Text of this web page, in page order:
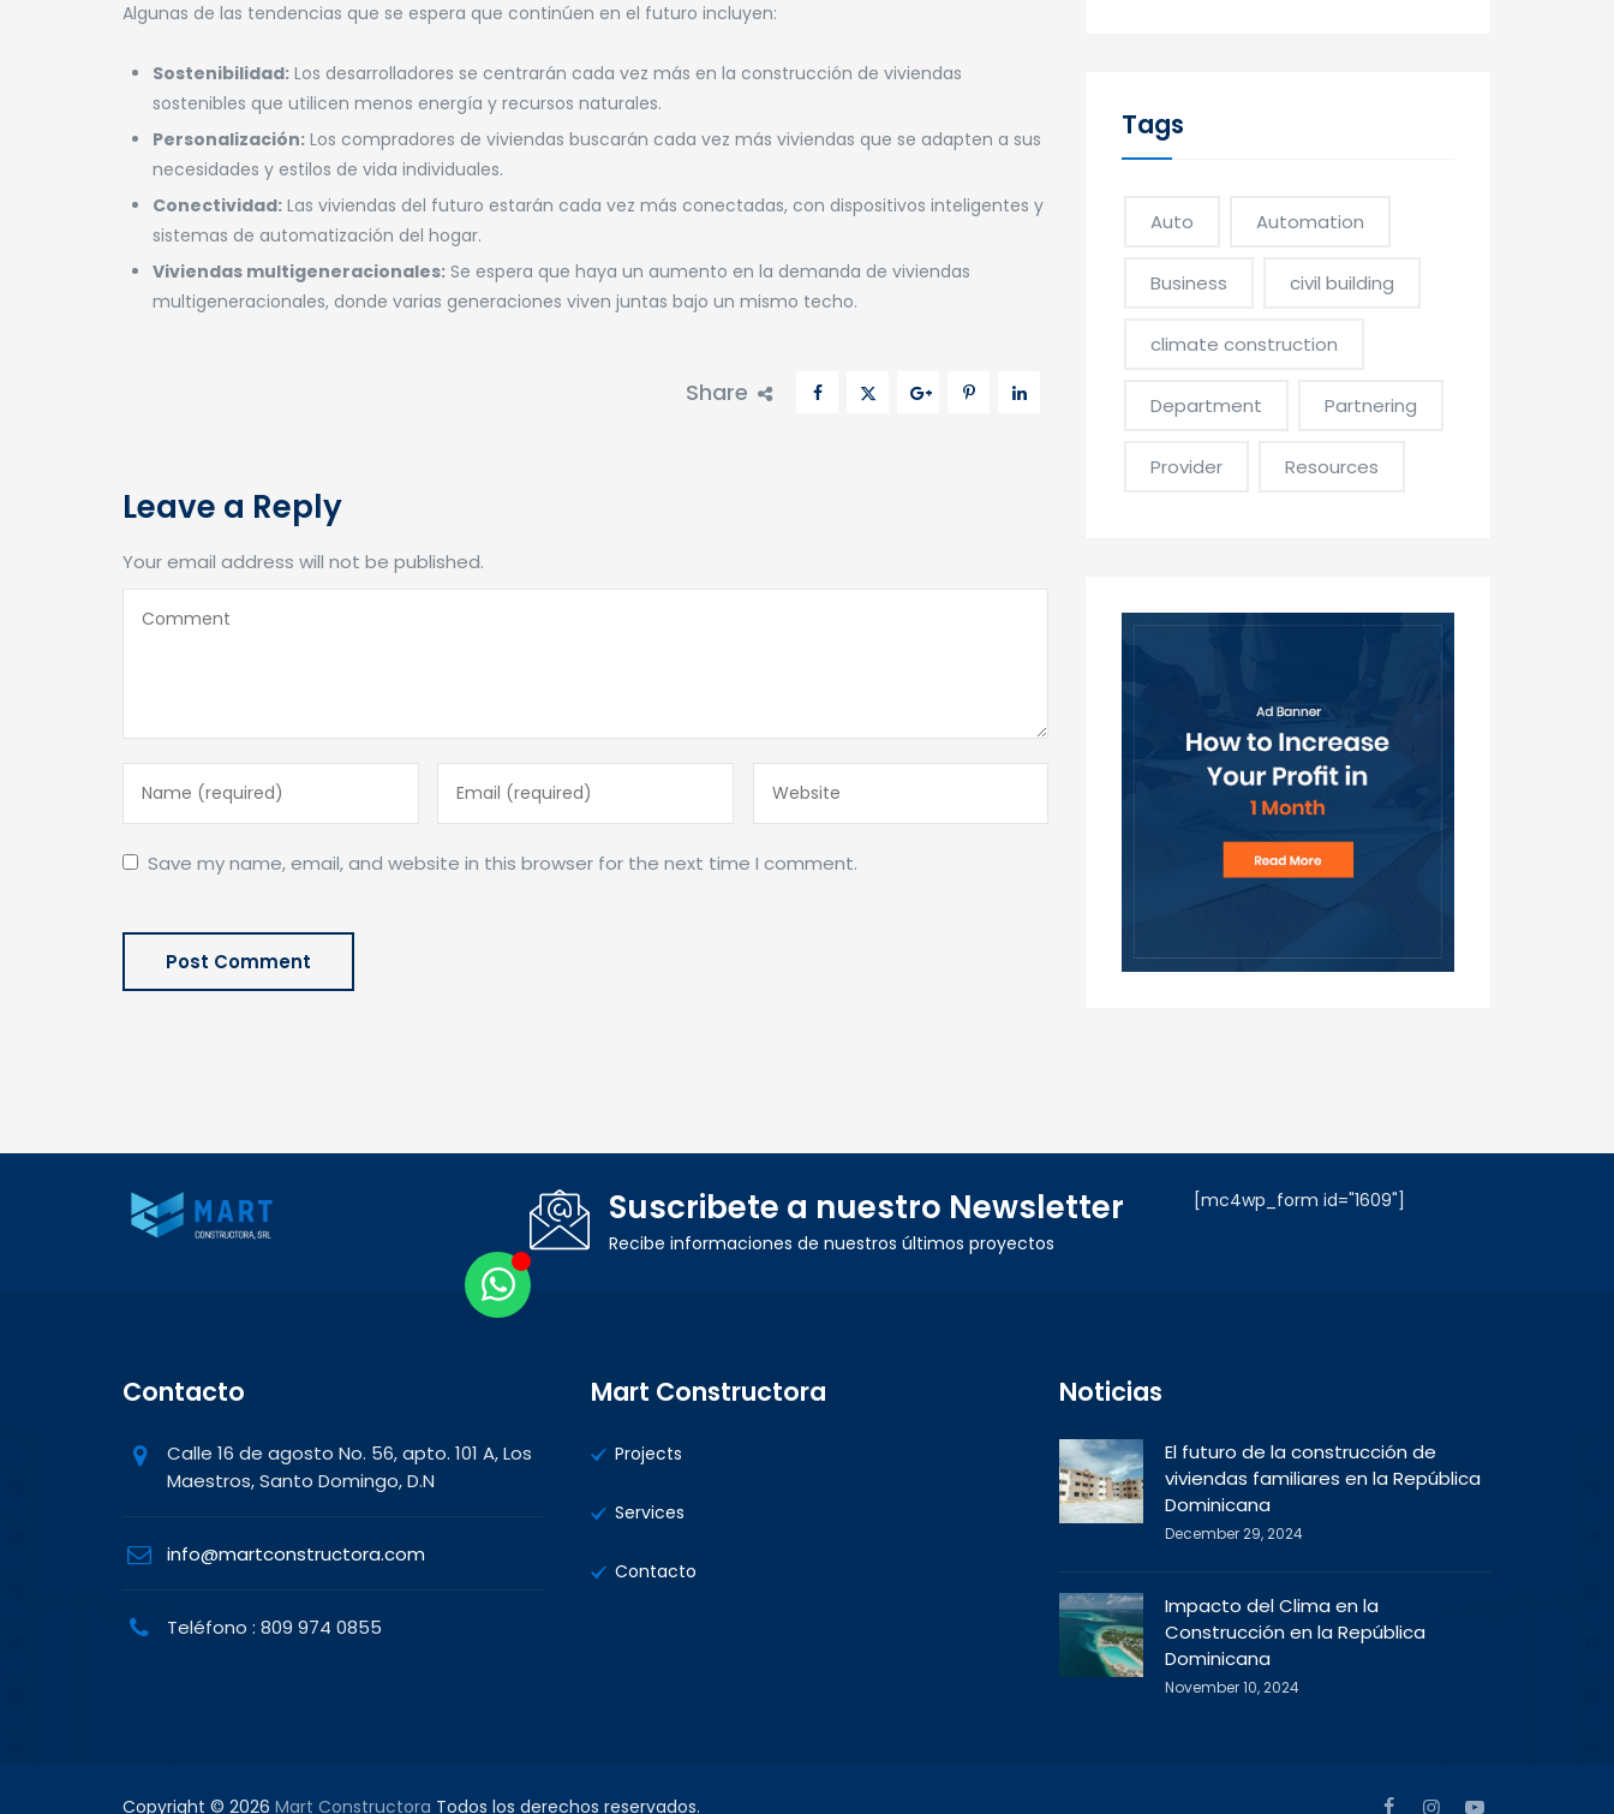
Algunas de las tendencias que se espera que continúen en el futuro incluyen:
Sostenibilidad: Los desarrolladores se centrarán cada vez más en la construcción de viviendas
sostenibles que utilicen menos energía y recursos naturales.
Personalización: Los compradores de viviendas buscarán cada vez más viviendas que se adapten a sus
necesidades y estilos de vida individuales.
Conectividad: Las viviendas del futuro estarán cada vez más conectadas, con dispositivos inteligentes y
sistemas de automatización del hogar.
Viviendas multigeneracionales: Se espera que haya un aumento en la demanda de viviendas
multigeneracionales, donde varias generaciones viven juntas bajo un mismo techo.
Share
Leave a Reply
Your email address will not be published.
Save my name, email, and website in this browser for the next time I comment.
Tags
Auto Automation
Business civil building
climate construction
Department Partnering
Provider Resources
Suscribete a nuestro Newsletter
Recibe informaciones de nuestros últimos proyectos
[mc4wp_form id="1609"]
Contacto
Calle 16 de agosto No. 56, apto. 101 A, Los
Maestros, Santo Domingo, D.N
info@martconstructora.com
Teléfono : 809 974 0855
Mart Constructora
Projects
Services
Contacto
Noticias
El futuro de la construcción de
viviendas familiares en la República
Dominicana
December 29, 2024
Impacto del Clima en la
Construcción en la República
Dominicana
November 10, 2024
Copyright © 2026 Mart Constructora Todos los derechos reservados.